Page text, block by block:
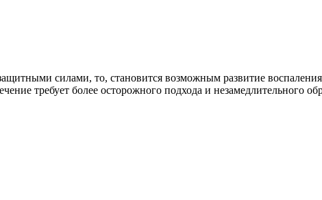
силами, то, становится возможным развитие
требует более осторожного подхода и незамедлительного